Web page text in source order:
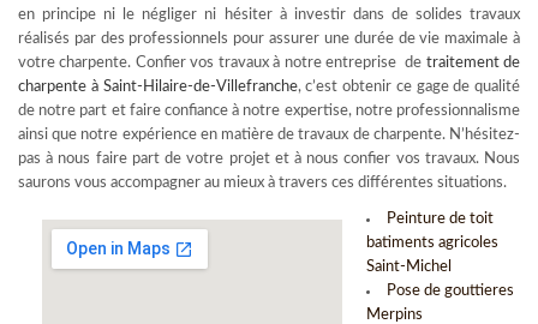
en principe ni le négliger ni hésiter à investir dans de solides travaux
réalisés par des professionnels pour assurer une durée de vie maximale à
votre charpente. Confier vos travaux à notre entreprise de traitement de
charpente à Saint-Hilaire-de-Villefranche, c’est obtenir ce gage de qualité
de notre part et faire confiance à notre expertise, notre professionnalisme
ainsi que notre expérience en matière de travaux de charpente. N’hésitez-
pas à nous faire part de votre projet et à nous confier vos travaux. Nous
saurons vous accompagner au mieux à travers ces différentes situations.
Peinture de toit
batiments agricoles
Saint-Michel
Pose de gouttieres
Merpins